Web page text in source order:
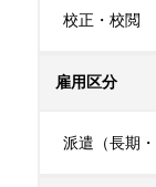
校正・校閲
雇用区分
派遣（長期